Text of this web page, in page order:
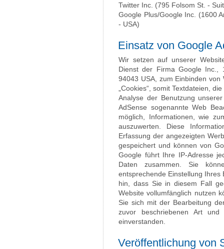
Twitter Inc. (795 Folsom St. -
Google Plus/Google Inc. (1600
- USA)
Einsatz von Google
Wir setzen auf unserer
Dienst der Firma Google Inc.,
94043 USA, zum Einbinden
„Cookies“, somit Textdateien,
Analyse der Benutzung
AdSense sogenannte Web
möglich, Informationen, wie
auszuwerten. Diese
Erfassung der angezeigten
gespeichert und können von
Google führt Ihre IP-Adresse
Daten zusammen. Sie
entsprechende Einstellung
hin, dass Sie in diesem Fall
Website vollumfänglich nutzen
Sie sich mit der Bearbeitung
zuvor beschriebenen Art
einverstanden.
Veröffentlichung von